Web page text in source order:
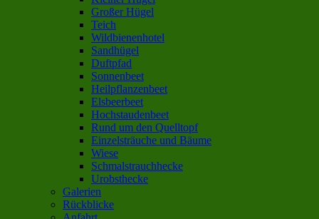
Großer Hügel
Teich
Wildbienenhotel
Sandhügel
Duftpfad
Sonnenbeet
Heilpflanzenbeet
Elsbeerbeet
Hochstaudenbeet
Rund um den Quelltopf
Einzelsträuche und Bäume
Wiese
Schmalstrauchhecke
Urobsthecke
Galerien
Rückblicke